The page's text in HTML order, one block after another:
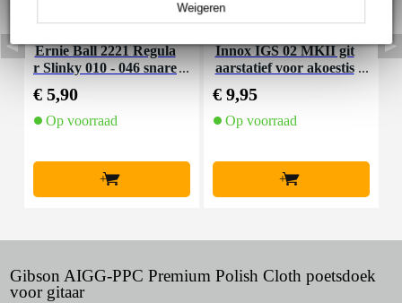
Weigeren
Ernie Ball 2221 Regula
r Slinky 010 - 046 snare
€ 5,90
Op voorraad
+
Innox IGS 02 MKII git
aarstatief voor akoestis
€ 9,95
Op voorraad
+
Gibson AIGG-PPC Premium Polish Cloth poetsdoek
voor gitaar